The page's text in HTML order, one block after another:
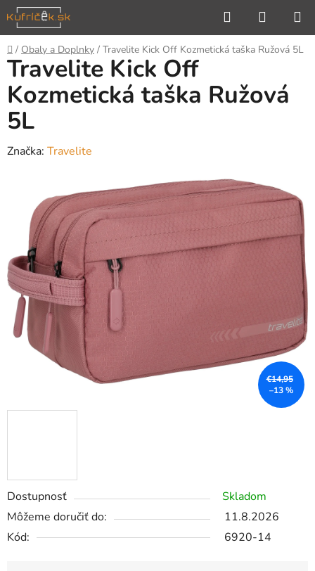
Prejsť
na
obsah
Hľadať
KOŠÍK
Domov
/ Obaly a Doplnky / Travelite Kick Off Kozmetická taška Ružová 5L
Dostupnosť
Skladom
Môžeme doručiť do:
11.8.2026
Kód:
6920-14
Travelite Kick Off
Kozmetická taška Ružová
5L
Značka: Travelite
€14,95
–13 %